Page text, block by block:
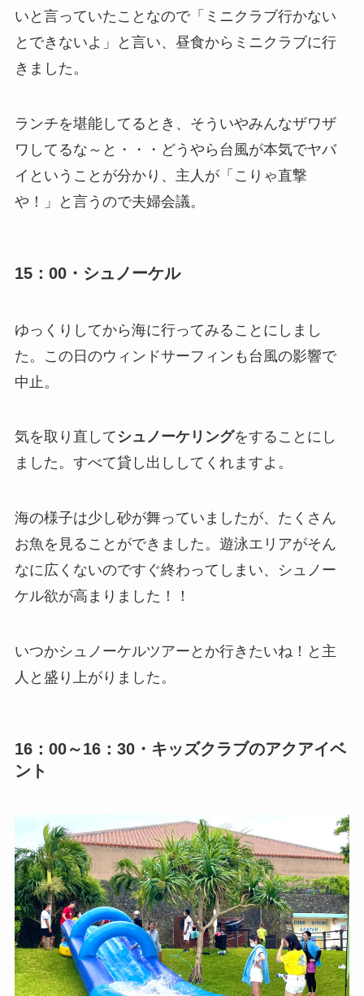
いと言っていたことなので「ミニクラブ行かない
とできないよ」と言い、昼食からミニクラブに行
きました。
ランチを堪能してるとき、そういやみんなザワザ
ワしてるな～と・・・どうやら台風が本気でヤバ
イということが分かり、主人が「こりゃ直撃
や！」と言うので夫婦会議。
15：00・シュノーケル
ゆっくりしてから海に行ってみることにしまし
た。この日のウィンドサーフィンも台風の影響で
中止。
気を取り直して シュノーケリングをすることにし
ました。すべて貸し出ししてくれますよ。
海の様子は少し砂が舞っていましたが、たくさん
お魚を見ることができました。遊泳エリアがそん
なに広くないのですぐ終わってしまい、シュノー
ケル欲が高まりました！！
いつかシュノーケルツアーとか行きたいね！と主
人と盛り上がりました。
16：00～16：30・キッズクラブのアクアイベ
ント